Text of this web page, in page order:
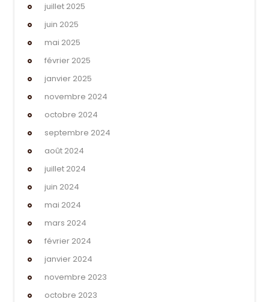
juillet 2025
juin 2025
mai 2025
février 2025
janvier 2025
novembre 2024
octobre 2024
septembre 2024
août 2024
juillet 2024
juin 2024
mai 2024
mars 2024
février 2024
janvier 2024
novembre 2023
octobre 2023